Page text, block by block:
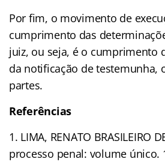
Por fim, o movimento de
cumprimento das
juiz, ou seja, é o cumprimento
da notificação de testemunha,
partes.
Referências
LIMA, RENATO BRASILEIRO
processo penal: volume único.